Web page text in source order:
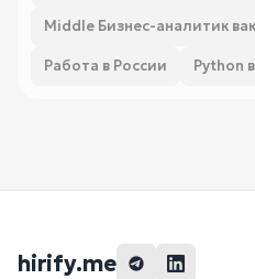
Middle Бизнес-аналитик
Работа в России Python
hirify.me